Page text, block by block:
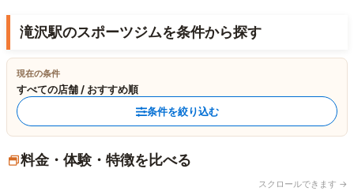
滝沢駅のスポーツジムを条件から探す
現在の条件
すべての店舗 / おすすめ順
条件を絞り込む
料金・体験・特徴を比べる
スクロールできます →